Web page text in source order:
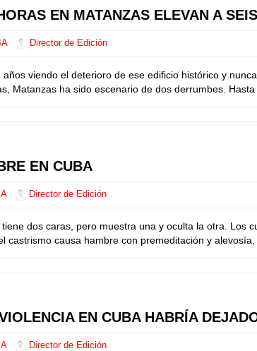
EN MATANZAS ELEVAN A
Director de Edición
viendo el deterioro de ese edificio histórico y
Matanzas ha sido escenario de dos derrumbes.
EN CUBA
Director de Edición
dos caras, pero muestra una y oculta la otra. Los
castrismo causa hambre con premeditación y
EN CUBA HABRÍA
Director de Edición